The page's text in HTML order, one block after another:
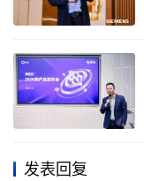
发表回复